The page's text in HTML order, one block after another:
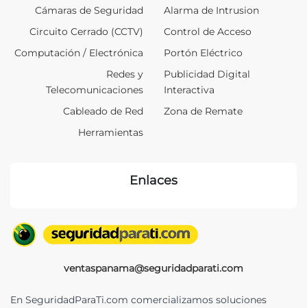
ventaspanama@seguridadparati.com
En SeguridadParaTi.com comercializamos soluciones
Cámaras de Seguridad
Circuito Cerrado (CCTV)
Computación / Electrónica
Redes y
Telecomunicaciones
Cableado de Red
Herramientas
Alarma de Intrusion
Control de Acceso
Portón Eléctrico
Publicidad Digital
Interactiva
Zona de Remate
Enlaces